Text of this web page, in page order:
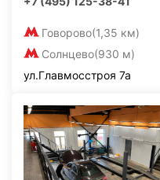
Говорово(1,35 км)
Солнцево(930 м)
ул.Главмосстроя 7а